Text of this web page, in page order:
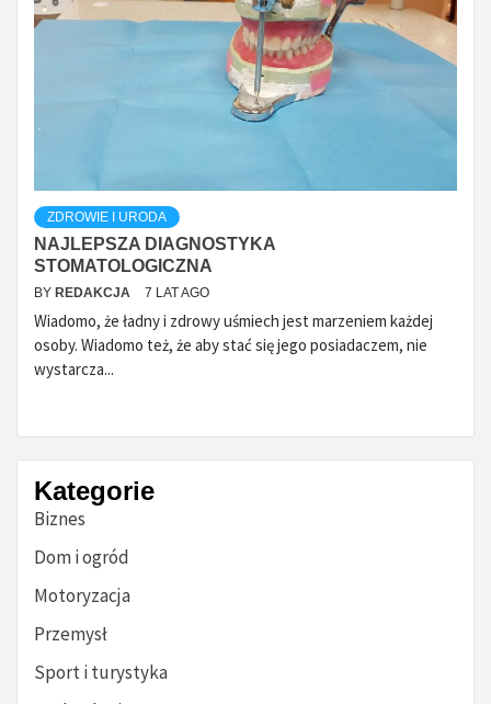
ZDROWIE I URODA
NAJLEPSZA DIAGNOSTYKA
STOMATOLOGICZNA
BY REDAKCJA 7 LAT AGO
Wiadomo, że ładny i zdrowy uśmiech jest marzeniem każdej
osoby. Wiadomo też, że aby stać się jego posiadaczem, nie
wystarcza...
Kategorie
Biznes
Dom i ogród
Motoryzacja
Przemysł
Sport i turystyka